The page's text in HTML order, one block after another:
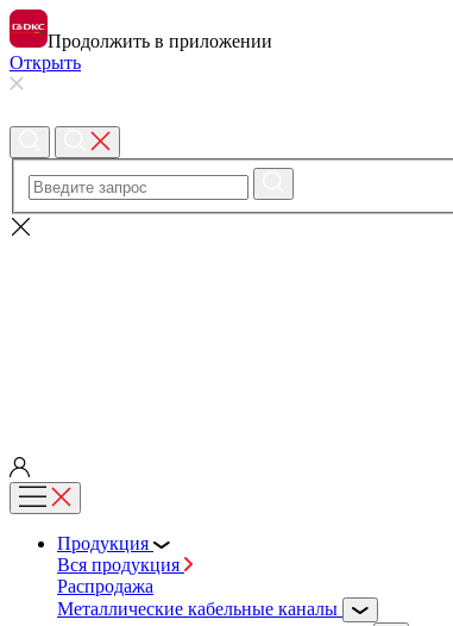
Продолжить в приложении
Открыть
Продукция
Вся продукция
Распродажа
Металлические кабельные каналы